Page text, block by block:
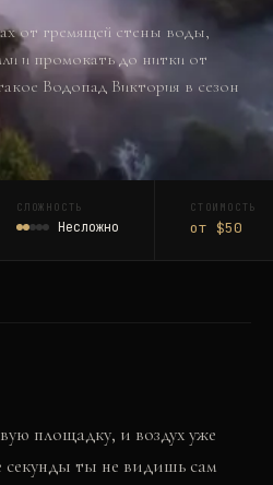
от гремящей стены воды,
и промокать до нитки от
Водопад Виктория в сезон
СЛОЖНОСТЬ
Несложно
СТОИМОСТЬ
от $50
площадку, и воздух уже
ты не видишь сам